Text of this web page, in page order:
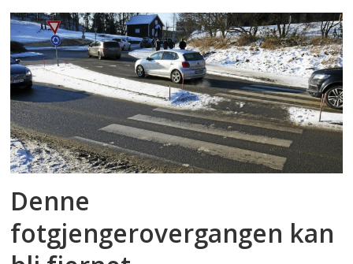
Denne
fotgjengerovergangen kan